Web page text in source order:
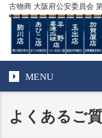
古物商 大阪府公安委員会
MENU
よくあるご